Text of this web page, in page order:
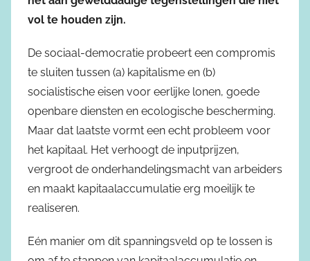
vol te houden zijn.
De sociaal-democratie probeert een compromis
te sluiten tussen (a) kapitalisme en (b)
socialistische eisen voor eerlijke lonen, goede
openbare diensten en ecologische bescherming.
Maar dat laatste vormt een echt probleem voor
het kapitaal. Het verhoogt de inputprijzen,
vergroot de onderhandelingsmacht van arbeiders
en maakt kapitaalaccumulatie erg moeilijk te
realiseren.
Eén manier om dit spanningsveld op te lossen is